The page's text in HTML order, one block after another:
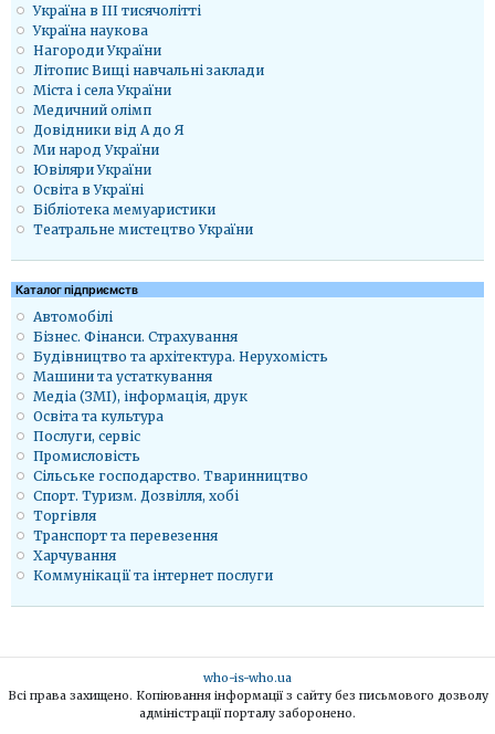
Україна в ІІІ тисячолітті
Україна наукова
Нагороди України
Літопис Вищі навчальні заклади
Міста і села України
Медичний олімп
Довідники від А до Я
Ми народ України
Ювіляри України
Освіта в Україні
Бібліотека мемуаристики
Театральне мистецтво України
Каталог підприємств
Автомобілі
Бізнес. Фінанси. Страхування
Будівництво та архітектура. Нерухомість
Машини та устаткування
Медіа (ЗМІ), інформація, друк
Освіта та культура
Послуги, сервіс
Промисловість
Сільське господарство. Тваринництво
Спорт. Туризм. Дозвілля, хобі
Торгівля
Транспорт та перевезення
Харчування
Коммунікації та інтернет послуги
who-is-who.ua
Всі права захищено. Копіювання інформації з сайту без письмового дозволу
адміністрації порталу заборонено.